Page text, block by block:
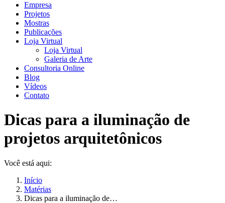
Empresa
Projetos
Mostras
Publicações
Loja Virtual
Loja Virtual
Galeria de Arte
Consultoria Online
Blog
Vídeos
Contato
Dicas para a iluminação de
projetos arquitetônicos
Você está aqui:
Início
Matérias
Dicas para a iluminação de…